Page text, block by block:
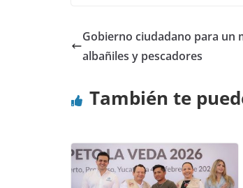
Gobierno ciudadano para un
albañiles y pescadores
También te